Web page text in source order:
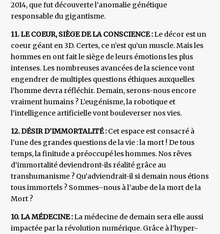
2014, que fut découverte l’anomalie génétique
responsable du gigantisme.
11. LE COEUR, SIÈGE DE LA CONSCIENCE :Le décor est un
coeur géant en 3D. Certes, ce n’est qu’un muscle. Mais les
hommes en ont fait le siège de leurs émotions les plus
intenses. Les nombreuses avancées de la science vont
engendrer de multiples questions éthiques auxquelles
l’homme devra réfléchir. Demain, serons-nous encore
vraiment humains ? L’eugénisme, la robotique et
l’intelligence artificielle vont bouleverser nos vies.
12. DÉSIR D’IMMORTALITÉ :Cet espace est consacré à
l’une des grandes questions de la vie : la mort ! De tous
temps, la finitude a préoccupé les hommes. Nos rêves
d’immortalité deviendront-ils réalité grâce au
transhumanisme ? Qu’adviendrait-il si demain nous étions
tous immortels ? Sommes–nous à l’aube de la mort de la
Mort ?
10. LA MÉDECINE :La médecine de demain sera elle aussi
impactée par la révolution numérique. Grâce à l’hyper-